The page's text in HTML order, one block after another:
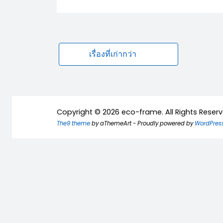
แนะแนว
เรื่อง
เรื่องที่เก่ากว่า
Copyright © 2026 eco-frame. All Rights
The9 themeby aThemeArt - Proudly powered by